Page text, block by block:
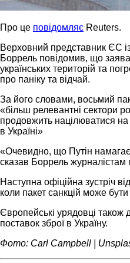
Про це повідомляє Reuters.
Верховний представник ЄС
Боррель повідомив, що
українських територій та
про паніку та відчай.
За його словами, восьмий
«більш релевантні сектори
продовжить націлюватися на
в Україні»
«Очевидно, що Путін
сказав Боррель журналістам
Наступна офіційна зустріч
коли пакет санкцій може
Європейські урядовці
поставок зброї в Україну.
Фото: Carl Campbell |